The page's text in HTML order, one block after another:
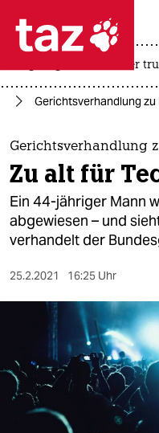
 taz
taz
themen
politik
öko
berlin
nord
usa unter
Gerichtsverhandlung
Gerichtsverhandlung
Zu alt für
Ein 44-jähriger Mann
abgewiesen – und
verhandelt der
25.2.2021 16:25 Uhr